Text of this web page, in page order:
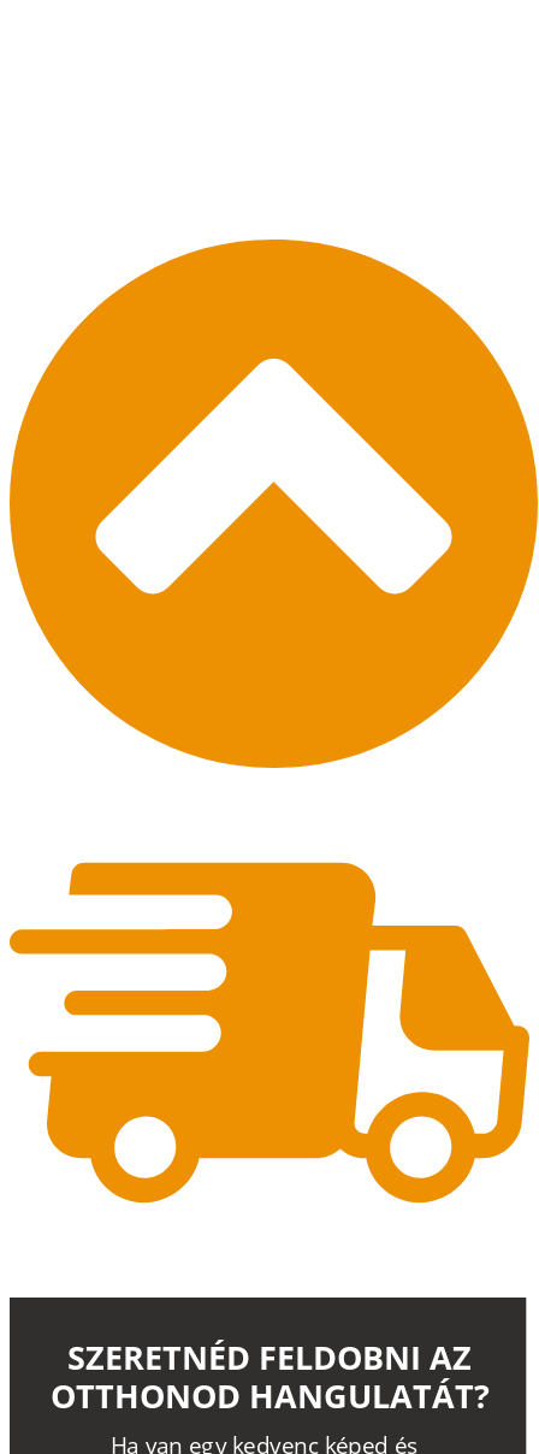
Ha van egy kedvenc képed és
SZERETNÉD FELDOBNI AZ
OTTHONOD HANGULATÁT?